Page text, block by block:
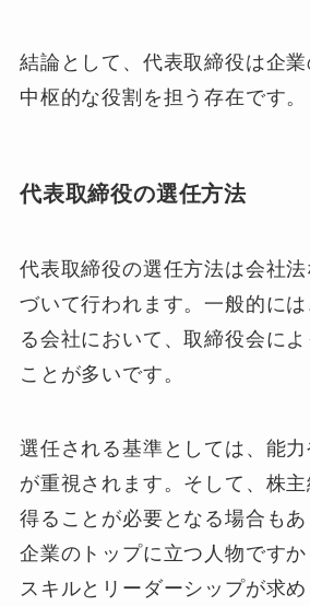
結論として、代表取締役は企
中枢的な役割を担う存在です。
代表取締役の選任方法
代表取締役の選任方法は会社
づいて行われます。一般的に
る会社において、取締役会に
ことが多いです。
選任される基準としては、能
が重視されます。そして、株
得ることが必要となる場合もあ
企業のトップに立つ人物です
スキルとリーダーシップが求め